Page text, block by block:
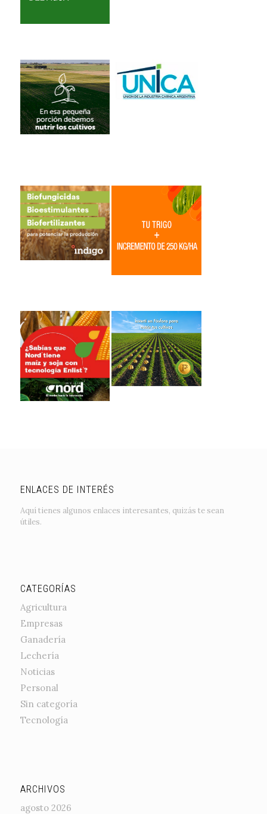
ENLACES DE INTERÉS
Aquí tienes algunos enlaces interesantes, quizás te sean
útiles.
CATEGORÍAS
Agricultura
Empresas
Ganadería
Lechería
Noticias
Personal
Sin categoría
Tecnología
ARCHIVOS
agosto 2026